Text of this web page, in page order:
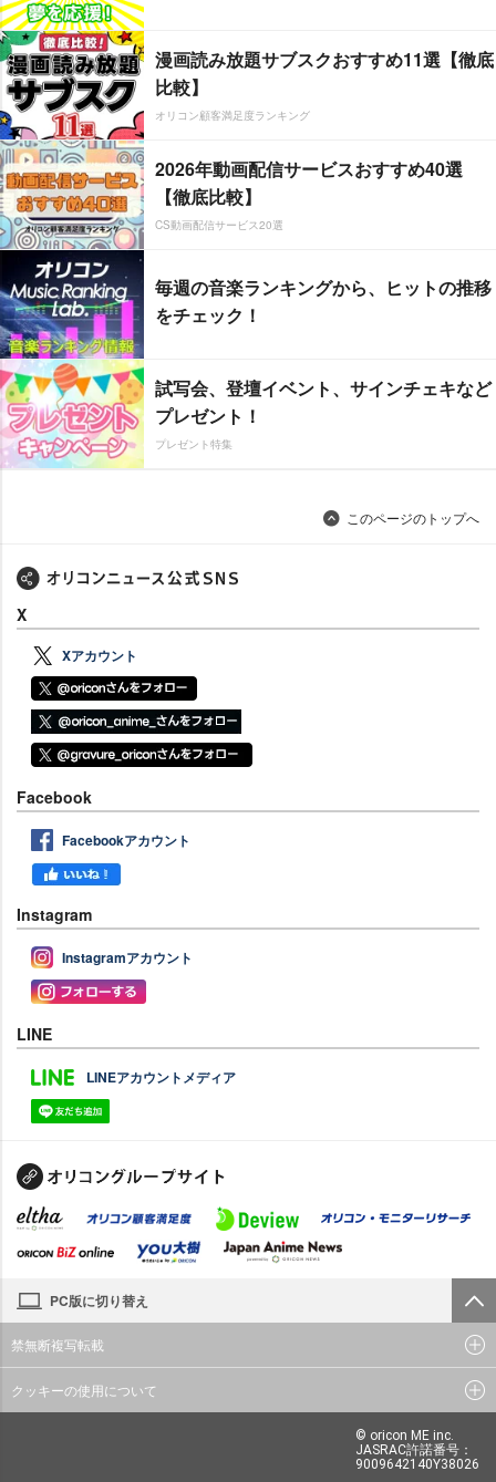
漫画読み放題サブスクおすすめ11選【徹底
比較】
オリコン顧客満足度ランキング
2026年動画配信サービスおすすめ40選
【徹底比較】
CS動画配信サービス20選
毎週の音楽ランキングから、ヒットの推移
をチェック！
試写会、登壇イベント、サインチェキなど
プレゼント！
プレゼント特集
このページのトップへ
X
Xアカウント
Facebook
Facebookアカウント
Instagram
Instagramアカウント
LINE
LINEアカウントメディア
PC版に切り替え
禁無断複写転載
クッキーの使用について
© oricon ME inc.
JASRAC許諾番号：
9009642140Y38026